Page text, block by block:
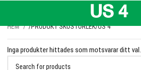
US 4
HEM PRODUKT SKOSTORLEK US 4
Inga produkter hittades som motsvarar ditt val.